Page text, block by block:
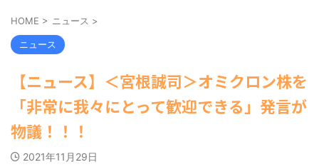
【悲報】乃木中３０ｔｈヒット祈
願が死ぬほど / 気になるニュースまと
めアンテナ
(8/29 00:00)
【モバマスSS】志希「苺の美味し
になるニュースまとめアンテナ (8/29
00:00)
【速報】スプラトゥーン公式、謝
罪 / 気になるニュースまとめアンテナ
Powered by livedoor 相互
RSS
たアジア人短小男♂、爆笑されて... /
にゅーすなう！ まとめアンテナ
海外「日本よ、お前がナンバーワ
HKT48の田中美久
さんは4月8日、自
身のInstagramを更
があらわになった
ビキニ姿を披露し
ました。 「素敵
ーで綺麗」 田中さ
絵文字と共に、自
イト『ヤングアニ
マルWeb』のグラ
ビアに初登場し
「OS☆K」の南み
ゆかさんが、6月
20日発売のマンガ
HOME > ニュース >
ニュース
【ニュース】＜宮根誠司＞オミクロン株を
「非常に我々にとって歓迎できる」発言が
物議！！！
2021年11月29日